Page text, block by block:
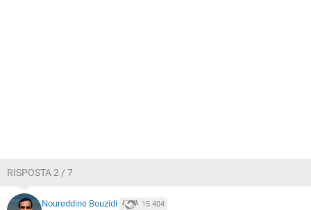
RISPOSTA 2 / 7
Noureddine Bouzidi 15.404